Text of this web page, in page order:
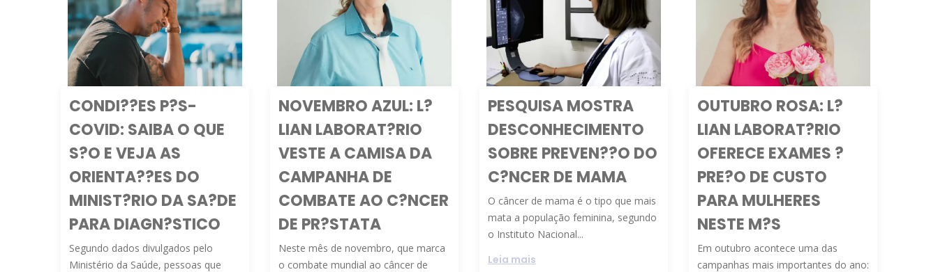
CONDI??ES P?S-
COVID: SAIBA O QUE
S?O E VEJA AS
ORIENTA??ES DO
MINIST?RIO DA SA?DE
PARA DIAGN?STICO
Segundo dados divulgados pelo
Ministério da Saúde, pessoas que
NOVEMBRO AZUL: L?
LIAN LABORAT?RIO
VESTE A CAMISA DA
CAMPANHA DE
COMBATE AO C?NCER
DE PR?STATA
Neste mês de novembro, que marca
o combate mundial ao câncer de
PESQUISA MOSTRA
DESCONHECIMENTO
SOBRE PREVEN??O DO
C?NCER DE MAMA
O câncer de mama é o tipo que mais
mata a população feminina, segundo
o Instituto Nacional...
Leia mais
OUTUBRO ROSA: L?
LIAN LABORAT?RIO
OFERECE EXAMES ?
PRE?O DE CUSTO
PARA MULHERES
NESTE M?S
Em outubro acontece uma das
campanhas mais importantes do ano: